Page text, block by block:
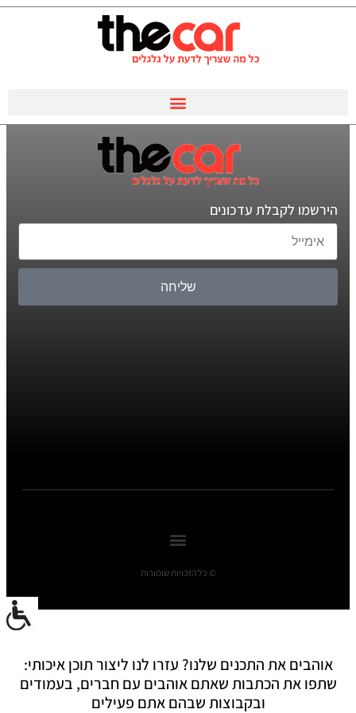
הירשמו לקבלת עדכונים
שליחה
© כל הזכויות שומורות
אוהבים את התכנים שלנו? עזרו לנו ליצור תוכן איכותי:
שתפו את הכתבות שאתם אוהבים עם חברים, בעמודים
ובקבוצות שבהם אתם פעילים